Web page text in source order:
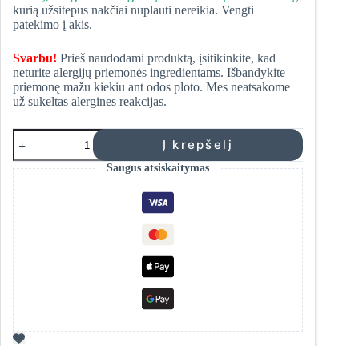
kurią užsitepus nakčiai nuplauti nereikia. Vengti
patekimo į akis.
Svarbu! Prieš naudodami produktą, įsitikinkite, kad
neturite alergijų priemonės ingredientams. Išbandykite
priemonę mažu kiekiu ant odos ploto. Mes neatsakome
už sukeltas alergines reakcijas.
produkto
kiekis:
Yellow
Rose
''Sun
Care''
drėkinantis
veido
kremas
su
SPF30
Į krepšelį
Saugus atsiskaitymas